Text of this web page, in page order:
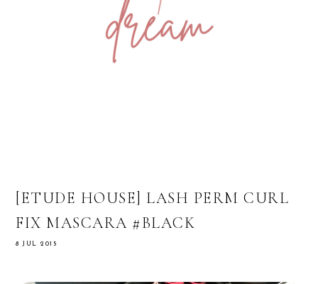
[ETUDE HOUSE] LASH PERM CURL
FIX MASCARA #BLACK
8 JUL 2015